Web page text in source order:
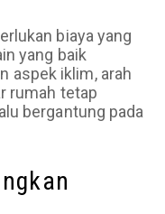
biaya yang
yang baik
aspek iklim, arah
rumah tetap
bergantung pada